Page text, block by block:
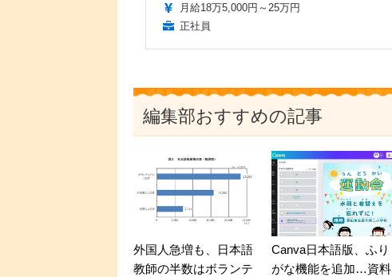
月給18万5,000円～25万円
正社員
編集部おすすめの記事
外国人急増も、日本語
教師の半数はボランテ
Canva日本語版、ふり
がな機能を追加…資料